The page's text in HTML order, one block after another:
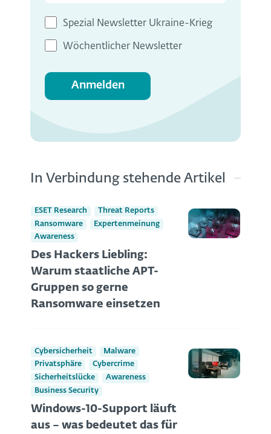
Spezial Newsletter Ukraine-Krieg
Wöchentlicher Newsletter
Anmelden
In Verbindung stehende Artikel
ESET Research
Threat Reports
Ransomware
Expertenmeinung
Awareness
Des Hackers Liebling:
Warum staatliche APT-
Gruppen so gerne
Ransomware einsetzen
Cybersicherheit
Malware
Privatsphäre
Cybercrime
Sicherheitslücke
Awareness
Business Security
Windows-10-Support läuft
aus – was bedeutet das für